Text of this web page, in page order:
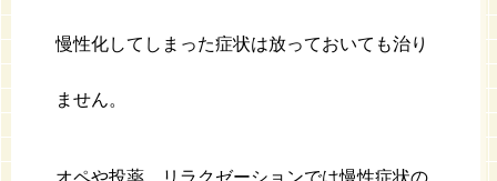
慢性化してしまった症状は放っておいても治り
ません。